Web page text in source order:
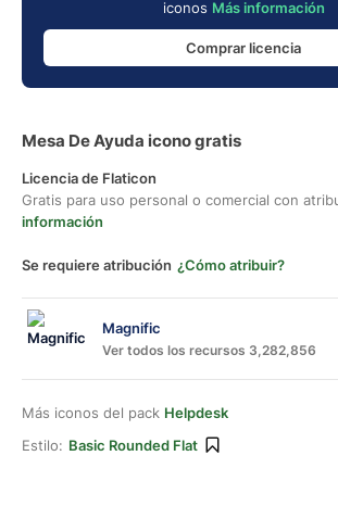
iconos Más información
Comprar licencia
Mesa De Ayuda icono gratis
Licencia de Flaticon
Gratis para uso personal o comercial con
información
Se requiere atribución ¿Cómo atribuir?
Magnific
Ver todos los recursos 3,282,856
Más iconos del pack Helpdesk
Estilo: Basic Rounded Flat